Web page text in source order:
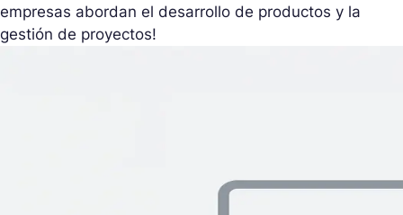
empresas abordan el desarrollo de productos y la
gestión de proyectos!